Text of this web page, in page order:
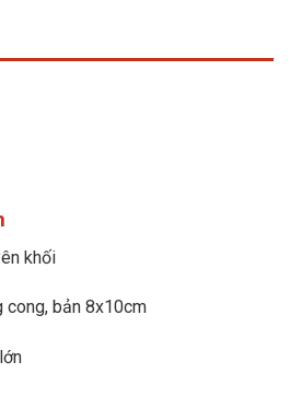
khối
cong, bản 8x10cm